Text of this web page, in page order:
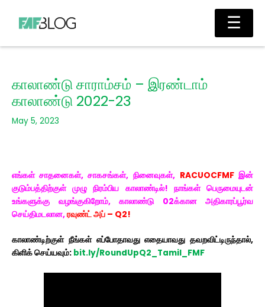
content
Main
காலாண்டு சாராம்சம் – இரண்டாம்
காலாண்டு 2022-23
May 5, 2023
எங்கள் சாதனைகள், சாகசங்கள், நினைவுகள், RACUOCFMFஇன்
குடும்பத்திற்குள் முழு நிரம்பிய காலாண்டில்! நாங்கள் பெருமையுடன்
உங்களுக்கு வழங்குகிறோம், காலாண்டு 02க்கான அதிகாரப்பூர்வ
செய்திமடலான,ரவுண்ட் அப் – Q2!
காலாண்டிற்குள் நீங்கள் எப்போதாவது எதையாவது தவறவிட்டிருந்தால்,
கிளிக் செய்யவும்: bit.ly/RoundUpQ2_Tamil_FMF
☰